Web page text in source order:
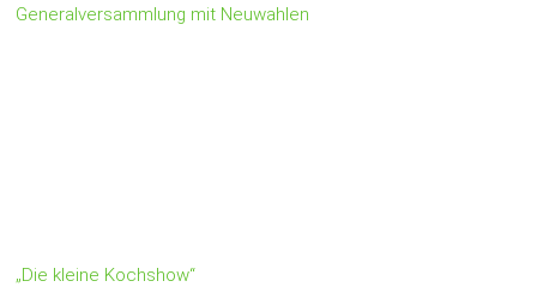
Generalversammlung mit Neuwahlen
„Die kleine Kochshow“